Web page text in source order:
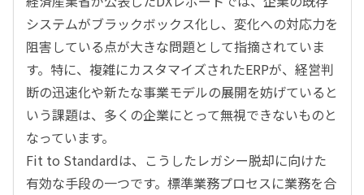
システムがブラックボックス化し、変化への対応力を
阻害している点が大きな問題として指摘されていま
す。特に、複雑にカスタマイズされたERPが、経営判
断の迅速化や新たな事業モデルの展開を妨げていると
いう課題は、多くの企業にとって無視できないものと
なっています。
Fit to Standardは、こうしたレガシー脱却に向けた
有効な手段の一つです。標準業務プロセスに業務を合